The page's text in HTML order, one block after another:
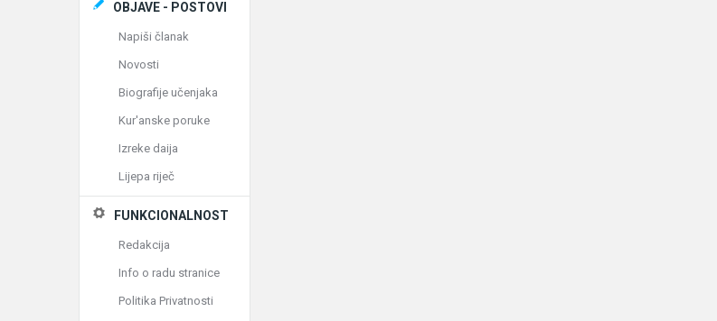
OBJAVE - POSTOVI
Napiši članak
Novosti
Biografije učenjaka
Kur'anske poruke
Izreke daija
Lijepa riječ
FUNKCIONALNOST
Redakcija
Info o radu stranice
Politika Privatnosti